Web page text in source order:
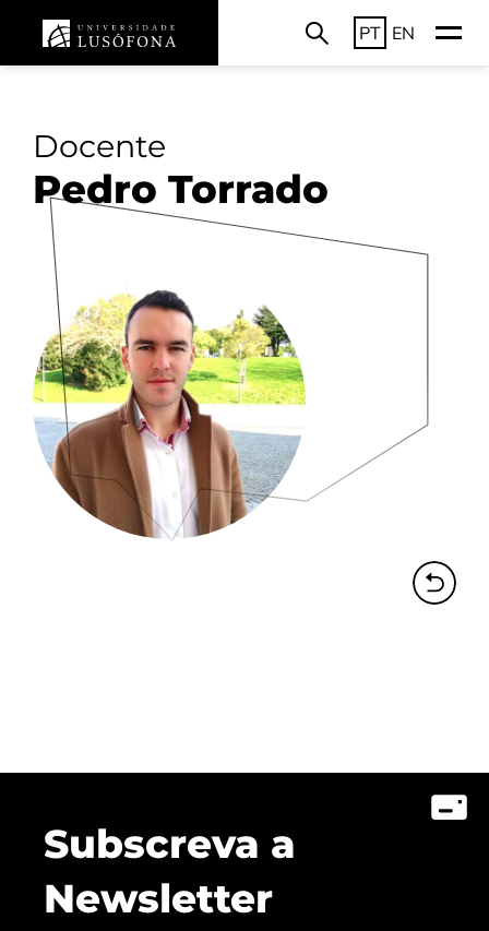
PT EN
Docente
Pedro Torrado
Subscreva a
Newsletter